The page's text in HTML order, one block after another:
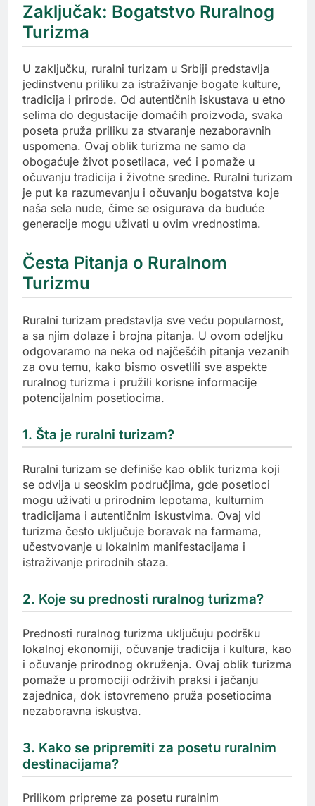
Zaključak: Bogatstvo Ruralnog
Turizma
U zaključku, ruralni turizam u Srbiji predstavlja
jedinstvenu priliku za istraživanje bogate kulture,
tradicija i prirode. Od autentičnih iskustava u etno
selima do degustacije domaćih proizvoda, svaka
poseta pruža priliku za stvaranje nezaboravnih
uspomena. Ovaj oblik turizma ne samo da
obogaćuje život posetilaca, već i pomaže u
očuvanju tradicija i životne sredine. Ruralni turizam
je put ka razumevanju i očuvanju bogatstva koje
naša sela nude, čime se osigurava da buduće
generacije mogu uživati u ovim vrednostima.
Česta Pitanja o Ruralnom
Turizmu
Ruralni turizam predstavlja sve veću popularnost,
a sa njim dolaze i brojna pitanja. U ovom odeljku
odgovaramo na neka od najčešćih pitanja vezanih
za ovu temu, kako bismo osvetlili sve aspekte
ruralnog turizma i pružili korisne informacije
potencijalnim posetiocima.
1. Šta je ruralni turizam?
Ruralni turizam se definiše kao oblik turizma koji
se odvija u seoskim područjima, gde posetioci
mogu uživati u prirodnim lepotama, kulturnim
tradicijama i autentičnim iskustvima. Ovaj vid
turizma često uključuje boravak na farmama,
učestvovanje u lokalnim manifestacijama i
istraživanje prirodnih staza.
2. Koje su prednosti ruralnog turizma?
Prednosti ruralnog turizma uključuju podršku
lokalnoj ekonomiji, očuvanje tradicija i kultura, kao
i očuvanje prirodnog okruženja. Ovaj oblik turizma
pomaže u promociji održivih praksi i jačanju
zajednica, dok istovremeno pruža posetiocima
nezaboravna iskustva.
3. Kako se pripremiti za posetu ruralnim
destinacijama?
Prilikom pripreme za posetu ruralnim